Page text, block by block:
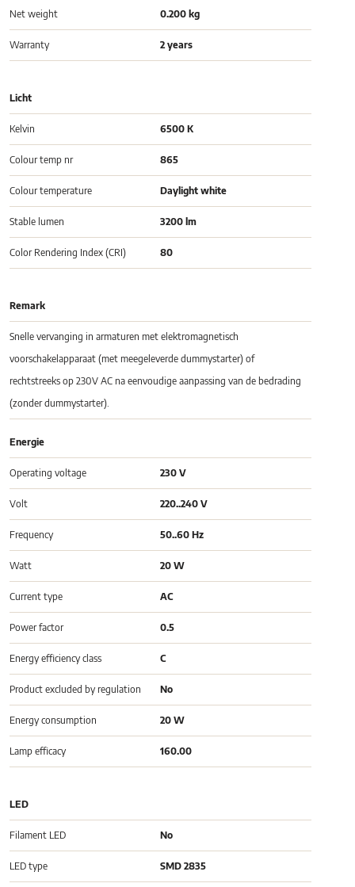
Net weight 0.200 kg
Warranty 2 years
Licht
Kelvin 6500 K
Colour temp nr 865
Colour temperature Daylight white
Stable lumen 3200 lm
Color Rendering Index (CRI) 80
Remark
Snelle vervanging in armaturen met elektromagnetisch
voorschakelapparaat (met meegeleverde dummystarter) of
rechtstreeks op 230V AC na eenvoudige aanpassing van de bedrading
(zonder dummystarter).
Energie
Operating voltage 230 V
Volt 220..240 V
Frequency 50..60 Hz
Watt 20 W
Current type AC
Power factor 0.5
Energy efficiency class C
Product excluded by regulation No
Energy consumption 20 W
Lamp efficacy 160.00
LED
Filament LED No
LED type SMD 2835